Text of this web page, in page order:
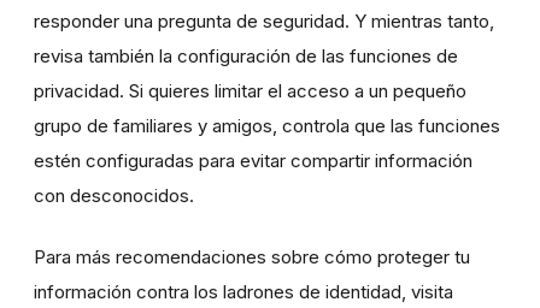
responder una pregunta de seguridad. Y mientras tanto,
revisa también la configuración de las funciones de
privacidad. Si quieres limitar el acceso a un pequeño
grupo de familiares y amigos, controla que las funciones
estén configuradas para evitar compartir información
con desconocidos.
Para más recomendaciones sobre cómo proteger tu
información contra los ladrones de identidad, visita